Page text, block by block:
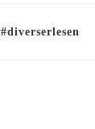
#diverserlesen